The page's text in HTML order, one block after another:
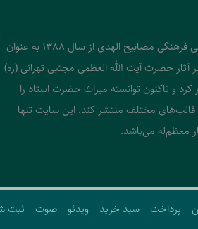
موسسه پژوهشی فرهنگی مصابیح الهدی از سال 1388 به عنوان
حضرت آیت الله العظمی مجتبی تهرانی (ره)
کرد و تاکنون توانسته میراث حضرت استاد را
مختلف منتشر کند. این سایت تنها
معظم‌له می‌باشد.
پرداخت سبد خرید ویدئو صوت ثبت